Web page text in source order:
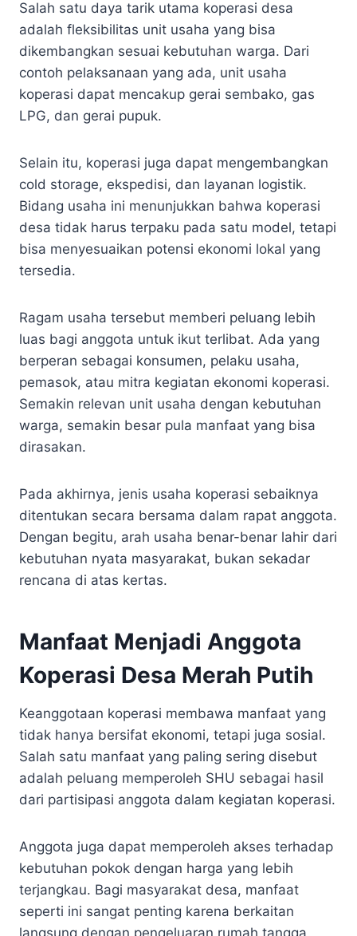
Salah satu daya tarik utama koperasi desa
adalah fleksibilitas unit usaha yang bisa
dikembangkan sesuai kebutuhan warga. Dari
contoh pelaksanaan yang ada, unit usaha
koperasi dapat mencakup gerai sembako, gas
LPG, dan gerai pupuk.
Selain itu, koperasi juga dapat mengembangkan
cold storage, ekspedisi, dan layanan logistik.
Bidang usaha ini menunjukkan bahwa koperasi
desa tidak harus terpaku pada satu model, tetapi
bisa menyesuaikan potensi ekonomi lokal yang
tersedia.
Ragam usaha tersebut memberi peluang lebih
luas bagi anggota untuk ikut terlibat. Ada yang
berperan sebagai konsumen, pelaku usaha,
pemasok, atau mitra kegiatan ekonomi koperasi.
Semakin relevan unit usaha dengan kebutuhan
warga, semakin besar pula manfaat yang bisa
dirasakan.
Pada akhirnya, jenis usaha koperasi sebaiknya
ditentukan secara bersama dalam rapat anggota.
Dengan begitu, arah usaha benar-benar lahir dari
kebutuhan nyata masyarakat, bukan sekadar
rencana di atas kertas.
Manfaat Menjadi Anggota
Koperasi Desa Merah Putih
Keanggotaan koperasi membawa manfaat yang
tidak hanya bersifat ekonomi, tetapi juga sosial.
Salah satu manfaat yang paling sering disebut
adalah peluang memperoleh SHU sebagai hasil
dari partisipasi anggota dalam kegiatan koperasi.
Anggota juga dapat memperoleh akses terhadap
kebutuhan pokok dengan harga yang lebih
terjangkau. Bagi masyarakat desa, manfaat
seperti ini sangat penting karena berkaitan
langsung dengan pengeluaran rumah tangga